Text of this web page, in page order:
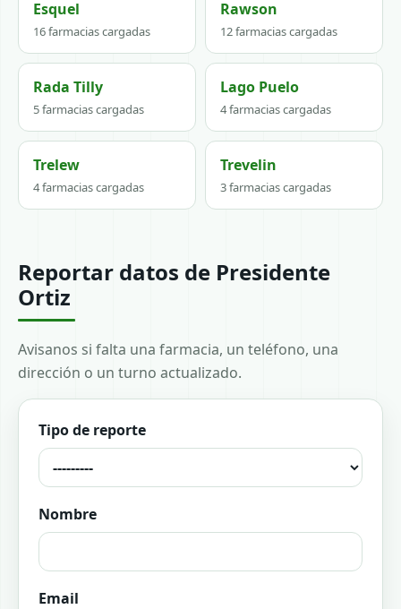
Esquel
16 farmacias cargadas
Rawson
12 farmacias cargadas
Rada Tilly
5 farmacias cargadas
Lago Puelo
4 farmacias cargadas
Trelew
4 farmacias cargadas
Trevelin
3 farmacias cargadas
Reportar datos de Presidente
Ortiz
Avisanos si falta una farmacia, un teléfono, una
dirección o un turno actualizado.
Tipo de reporte
Nombre
Email